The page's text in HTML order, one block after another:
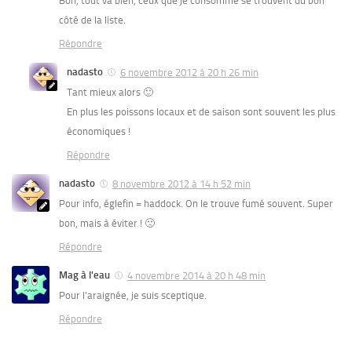
côté de la liste.
Répondre
nadasto
6 novembre 2012 à 20 h 26 min
Tant mieux alors 🙂
En plus les poissons locaux et de saison sont souvent les plus
économiques !
Répondre
nadasto
8 novembre 2012 à 14 h 52 min
Pour info, églefin = haddock. On le trouve fumé souvent. Super
bon, mais à éviter ! 🙁
Répondre
Mag à l'eau
4 novembre 2014 à 20 h 48 min
Pour l’araignée, je suis sceptique.
Répondre